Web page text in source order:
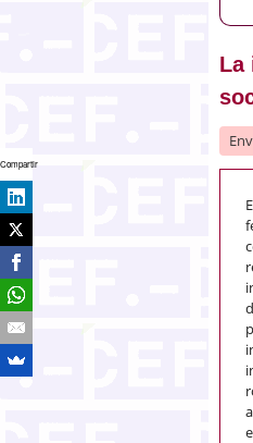
La
Compartir